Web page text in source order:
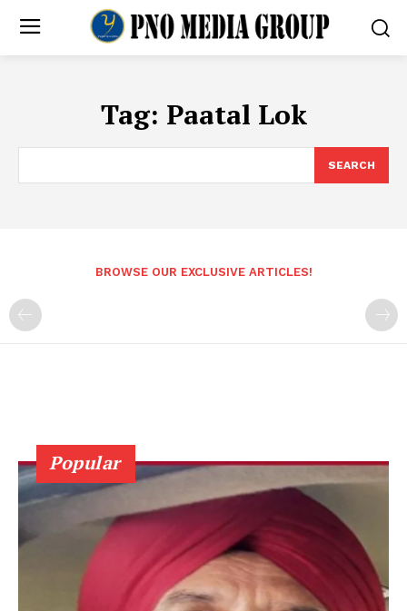
Tag: Paatal Lok
SEARCH
BROWSE OUR EXCLUSIVE ARTICLES!
Popular